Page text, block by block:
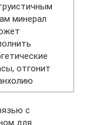
минерал
отгонит
с
для